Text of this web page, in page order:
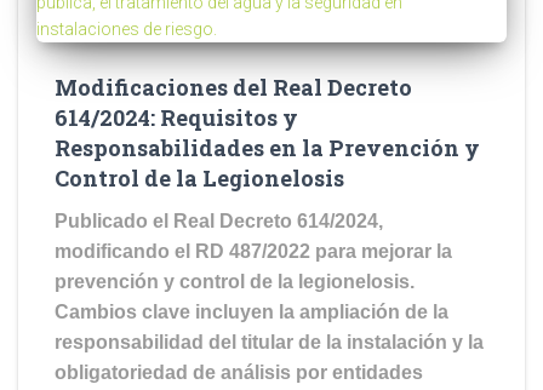
Modificaciones del Real Decreto
614/2024: Requisitos y
Responsabilidades en la Prevención y
Control de la Legionelosis
Publicado el Real Decreto 614/2024,
modificando el RD 487/2022 para mejorar la
prevención y control de la legionelosis.
Cambios clave incluyen la ampliación de la
responsabilidad del titular de la instalación y la
obligatoriedad de análisis por entidades